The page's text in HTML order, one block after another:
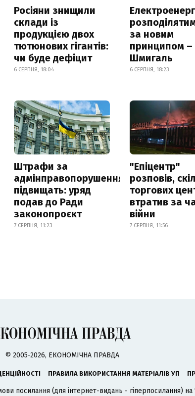
Росіяни знищили
склади із
продукцією двох
тютюнових гігантів:
чи буде дефіцит
6 СЕРПНЯ, 18:04
за новим
принципом –
Шмигаль
6 СЕРПНЯ, 18:23
Штрафи за
адмінправопорушення
підвищать: уряд
подав до Ради
законопроєкт
7 СЕРПНЯ, 11:23
"Епіцентр"
розповів,
торгових
втратив за
війни
7 СЕРПНЯ, 11:56
© 2005-2026, ЕКОНОМІЧНА ПРАВДА
ПРАВИЛА ВИКОРИСТАННЯ МАТЕРІАЛІВ УП
посилання (для інтернет-видань - гіперпосилання) на